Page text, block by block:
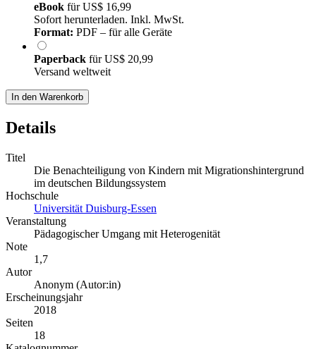
eBook fürUS$ 16,99
Sofort herunterladen. Inkl. MwSt.
Format: PDF – für alle Geräte
Paperback fürUS$ 20,99
Versand weltweit
In den Warenkorb
Details
Titel
Die Benachteiligung von Kindern mit Migrationshintergrund
im deutschen Bildungssystem
Hochschule
Universität Duisburg-Essen
Veranstaltung
Pädagogischer Umgang mit Heterogenität
Note
1,7
Autor
Anonym (Autor:in)
Erscheinungsjahr
2018
Seiten
18